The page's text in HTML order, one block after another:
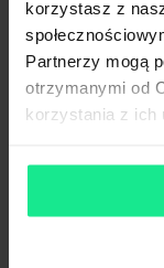
korzystasz z
Partnerzy mogą
otrzymanymi od
korzystania z ich
Wyrażam
adresu email
sp. z o. o. w
celu
promocjach.
numeru
CBRE sp. z
Ta strona jest